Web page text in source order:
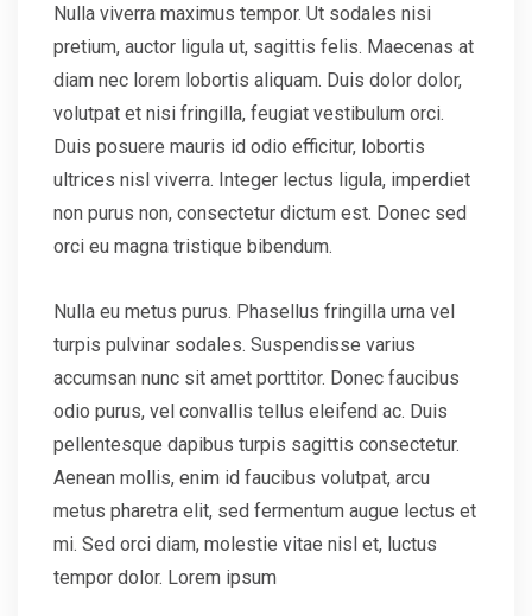
Nulla viverra maximus tempor. Ut sodales nisi
pretium, auctor ligula ut, sagittis felis. Maecenas at
diam nec lorem lobortis aliquam. Duis dolor dolor,
volutpat et nisi fringilla, feugiat vestibulum orci.
Duis posuere mauris id odio efficitur, lobortis
ultrices nisl viverra. Integer lectus ligula, imperdiet
non purus non, consectetur dictum est. Donec sed
orci eu magna tristique bibendum.
Nulla eu metus purus. Phasellus fringilla urna vel
turpis pulvinar sodales. Suspendisse varius
accumsan nunc sit amet porttitor. Donec faucibus
odio purus, vel convallis tellus eleifend ac. Duis
pellentesque dapibus turpis sagittis consectetur.
Aenean mollis, enim id faucibus volutpat, arcu
metus pharetra elit, sed fermentum augue lectus et
mi. Sed orci diam, molestie vitae nisl et, luctus
tempor dolor. Lorem ipsum